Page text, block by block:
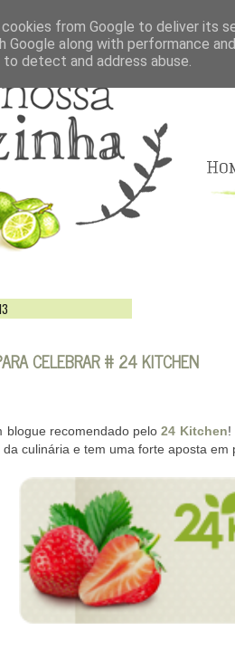
CELEBRAR # 24 KITCHEN
blogue recomendado pelo24 Kitchen!
culinária e tem uma forte aposta em
from Google to deliver its
Google along with performance
detect and address abuse.